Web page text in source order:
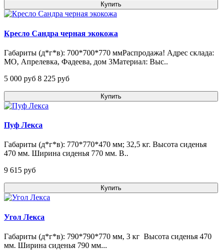
Купить
Кресло Сандра черная экокожа
Габариты (д*г*в): 700*700*770 ммРаспродажа! Адрес склада:
МО, Апрелевка, Фадеева, дом 3Материал: Выс..
5 000 pуб 8 225 pуб
Купить
Пуф Лекса
Габариты (д*г*в): 770*770*470 мм; 32,5 кг. Высота сиденья
470 мм. Ширина сиденья 770 мм. В..
9 615 pуб
Купить
Угол Лекса
Габариты (д*г*в): 790*790*770 мм, 3 кг Высота сиденья 470
мм. Ширина сиденья 790 мм...